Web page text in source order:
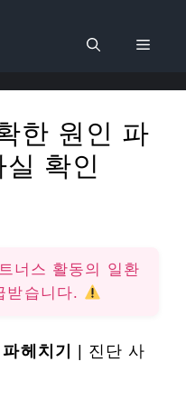
메
한 원인 파
확인
너스 활동의 일환
받습니다.
헤치기
| 진단 사